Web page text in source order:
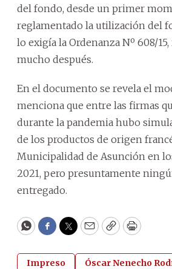
del fondo, desde un primer
reglamentado la utilización del
lo exigía la Ordenanza Nº 608/
mucho después.
En el documento se revela el
menciona que entre las firmas
durante la pandemia hubo
de los productos de origen
Municipalidad de Asunción en
2021, pero presuntamente
entregado.
WhatsApp
Facebook
Twitter
EmailCopyPrint
Impreso Óscar Nenecho